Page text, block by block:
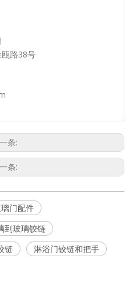
路38号
条:
条:
门配件
到玻璃铰链
链
淋浴门铰链和把手